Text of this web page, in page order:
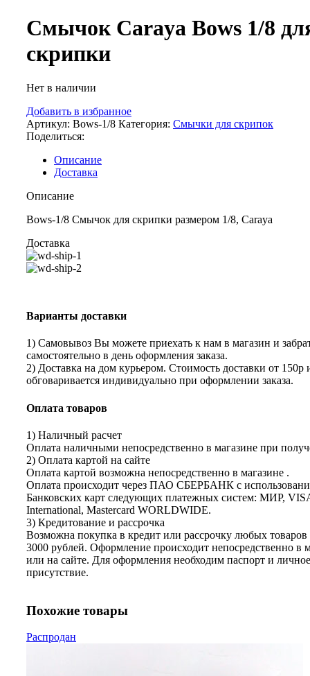
Смычок Carayа Bows 1/8
скрипки
Нет в наличии
Добавить в избранное
Артикул: Bows-1/8 Категория: Смычки для скрипок
Поделиться:
Описание
Доставка
Описание
Bows-1/8 Смычок для скрипки размером 1/8, Carayа
Доставка
Варианты доставки
1) Самовывоз Вы можете приехать к нам в магазин и
самостоятельно в день оформления заказа.
2) Доставка на дом курьером. Стоимость доставки от 150р
обговаривается индивидуально при оформлении заказа.
Оплата товаров
1) Наличный расчет
Оплата наличными непосредственно в магазине при
2) Оплата картой на сайте
Оплата картой возможна непосредственно в магазине .
Оплата происходит через ПАО СБЕРБАНК с
Банковских карт следующих платежных систем: МИР,
International, Mastercard WORLDWIDE.
3) Кредитование и рассрочка
Возможна покупка в кредит или рассрочку любых
3000 рублей. Оформление происходит непосредственно в
или на сайте. Для оформления необходим паспорт и личное
присутствие.
Похожие товары
Распродан